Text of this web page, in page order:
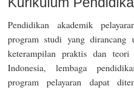
Pendidikan akademik
program studi yang dirancang
keterampilan praktis dan
Indonesia, lembaga
program pelayaran dapat